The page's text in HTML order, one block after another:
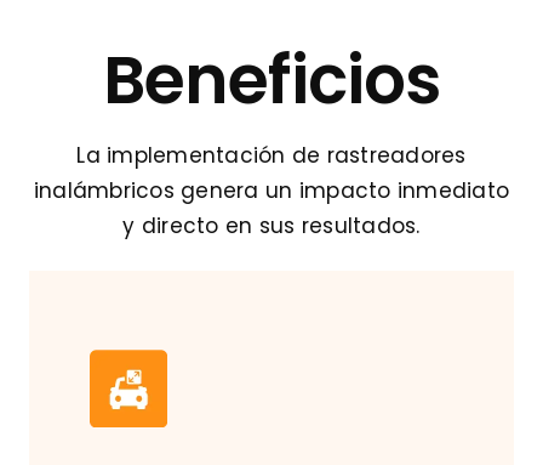
Beneficios
La implementación de rastreadores
inalámbricos genera un impacto inmediato
y directo en sus resultados.